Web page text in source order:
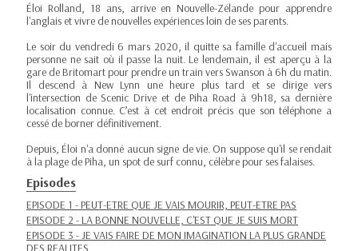
Éloi Rolland, 18 ans, arrive en Nouvelle-Zélande pour apprendre
l'anglais et vivre de nouvelles expériences loin de ses parents.
Le soir du vendredi 6 mars 2020, il quitte sa famille d'accueil mais
personne ne sait où il passe la nuit. Le lendemain, il est aperçu à la
gare de Britomart pour prendre un train vers Swanson à 6h du matin.
Il descend à New Lynn une heure plus tard et se dirige vers
l'intersection de Scenic Drive et de Piha Road à 9h18, sa dernière
localisation connue. C’est à cet endroit précis que son téléphone a
cessé de borner définitivement.
Depuis, Éloi n'a donné aucun signe de vie. On suppose qu'il se rendait
à la plage de Piha, un spot de surf connu, célèbre pour ses falaises.
Episodes
EPISODE 1 - PEUT-ETRE QUE JE VAIS MOURIR, PEUT-ETRE PAS
EPISODE 2 - LA BONNE NOUVELLE, C'EST QUE JE SUIS MORT
EPISODE 3 - JE VAIS FAIRE DE MON IMAGINATION LA PLUS GRANDE
DES REALITES